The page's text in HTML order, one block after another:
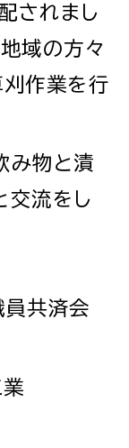
婚
されまし
域の方々
作業を行
み物と漬
交流をし
共済会
業